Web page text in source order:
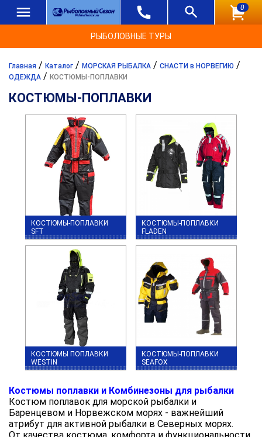
0
РЫБОЛОВНЫЕ ТУРЫ
Главная / Каталог / МОРСКАЯ РЫБАЛКА / СНАСТИ в НОРВЕГИЮ /
ОДЕЖДА / КОСТЮМЫ-ПОПЛАВКИ
КОСТЮМЫ-ПОПЛАВКИ
КОСТЮМЫ-ПОПЛАВКИ
SFT
КОСТЮМЫ-ПОПЛАВКИ
FLADEN
КОСТЮМЫ ПОПЛАВКИ
WESTIN
КОСТЮМЫ-ПОПЛАВКИ
SEAFOX
Костюмы поплавки и Комбинезоны для рыбалки
Костюм поплавок для морской рыбалки и
Баренцевом и Норвежском морях - важнейший
атрибут для активной рыбалки в Северных морях.